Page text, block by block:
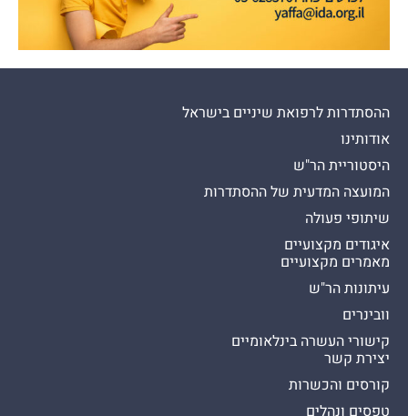
ההסתדרות לרפואת שיניים בישראל
אודותינו
היסטוריית הר"ש
המועצה המדעית של ההסתדרות
שיתופי פעולה
איגודים מקצועיים
מאמרים מקצועיים
עיתונות הר"ש
וובינרים
קישורי העשרה בינלאומיים
יצירת קשר
קורסים והכשרות
טפסים ונהלים